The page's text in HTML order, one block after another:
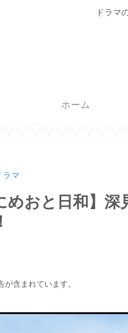
ドラマ
ホーム
ラマ
めおと日和】
含まれています。